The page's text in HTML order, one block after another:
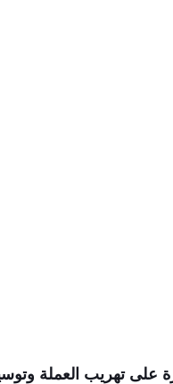
على تهريب العملة